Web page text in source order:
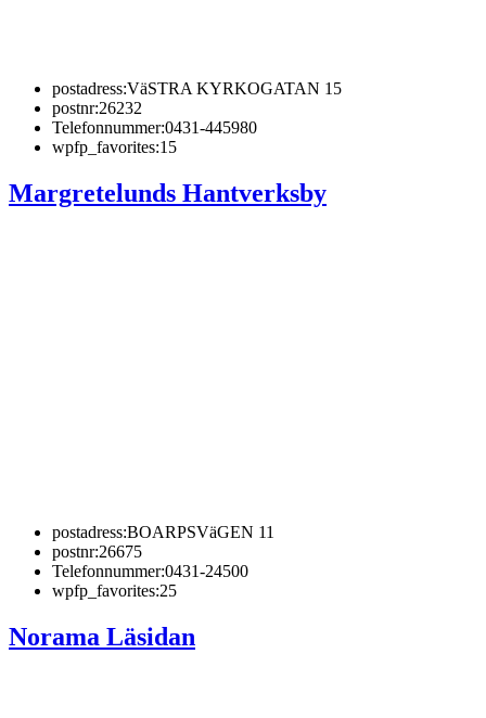
postadress:VäSTRA KYRKOGATAN 15
postnr:26232
Telefonnummer:0431-445980
wpfp_favorites:15
Margretelunds Hantverksby
postadress:BOARPSVäGEN 11
postnr:26675
Telefonnummer:0431-24500
wpfp_favorites:25
Norama Läsidan